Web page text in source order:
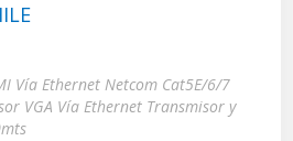
Vía Ethernet Netcom Cat5E/6/7
VGA Vía Ethernet Transmisor y